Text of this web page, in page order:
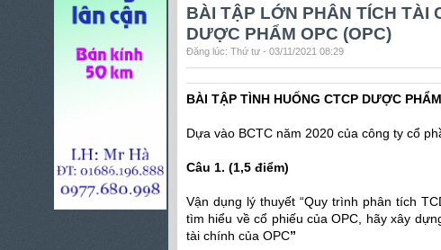
BÀI TẬP LỚN PHÂN TÍCH TÀI
DƯỢC PHẨM OPC (OPC)
Đăng lúc: Thứ tư - 03/11/2021 08:29
BÀI TẬP TÌNH HUỐNG CTCP DƯỢC
Dựa vào BCTC năm 2020 của công ty cổ
Câu 1. (1,5 điểm)
Vận dụng lý thuyết “Quy trình phân tích
tìm hiểu về cổ phiếu của OPC, hãy xây
tài chính của OPC”